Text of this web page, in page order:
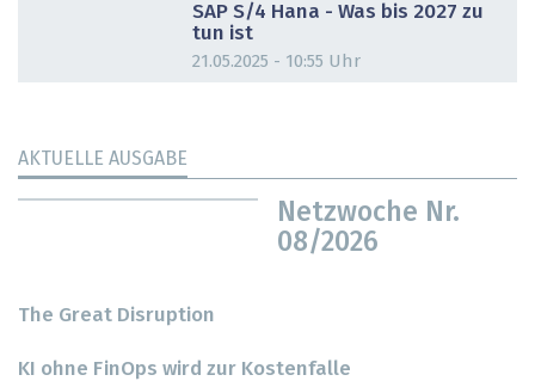
SAP S/4 Hana - Was bis 2027 zu
tun ist
21.05.2025 - 10:55 Uhr
AKTUELLE AUSGABE
Netzwoche Nr.
08/2026
The Great Disruption
KI ohne FinOps wird zur Kostenfalle